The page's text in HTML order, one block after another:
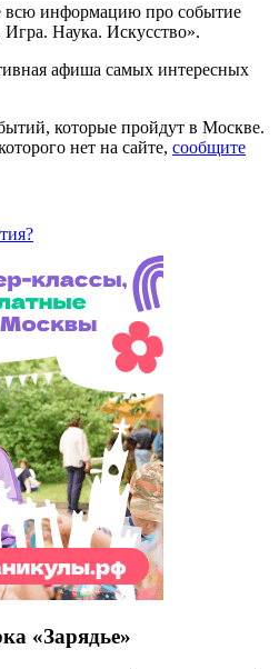
всю информацию про событие
Наука. Искусство».
афиша самых интересных
которые пройдут в Москве.
нет на сайте, сообщите
«Зарядье»